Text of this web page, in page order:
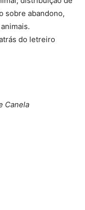
sobre abandono,
do letreiro
Canela